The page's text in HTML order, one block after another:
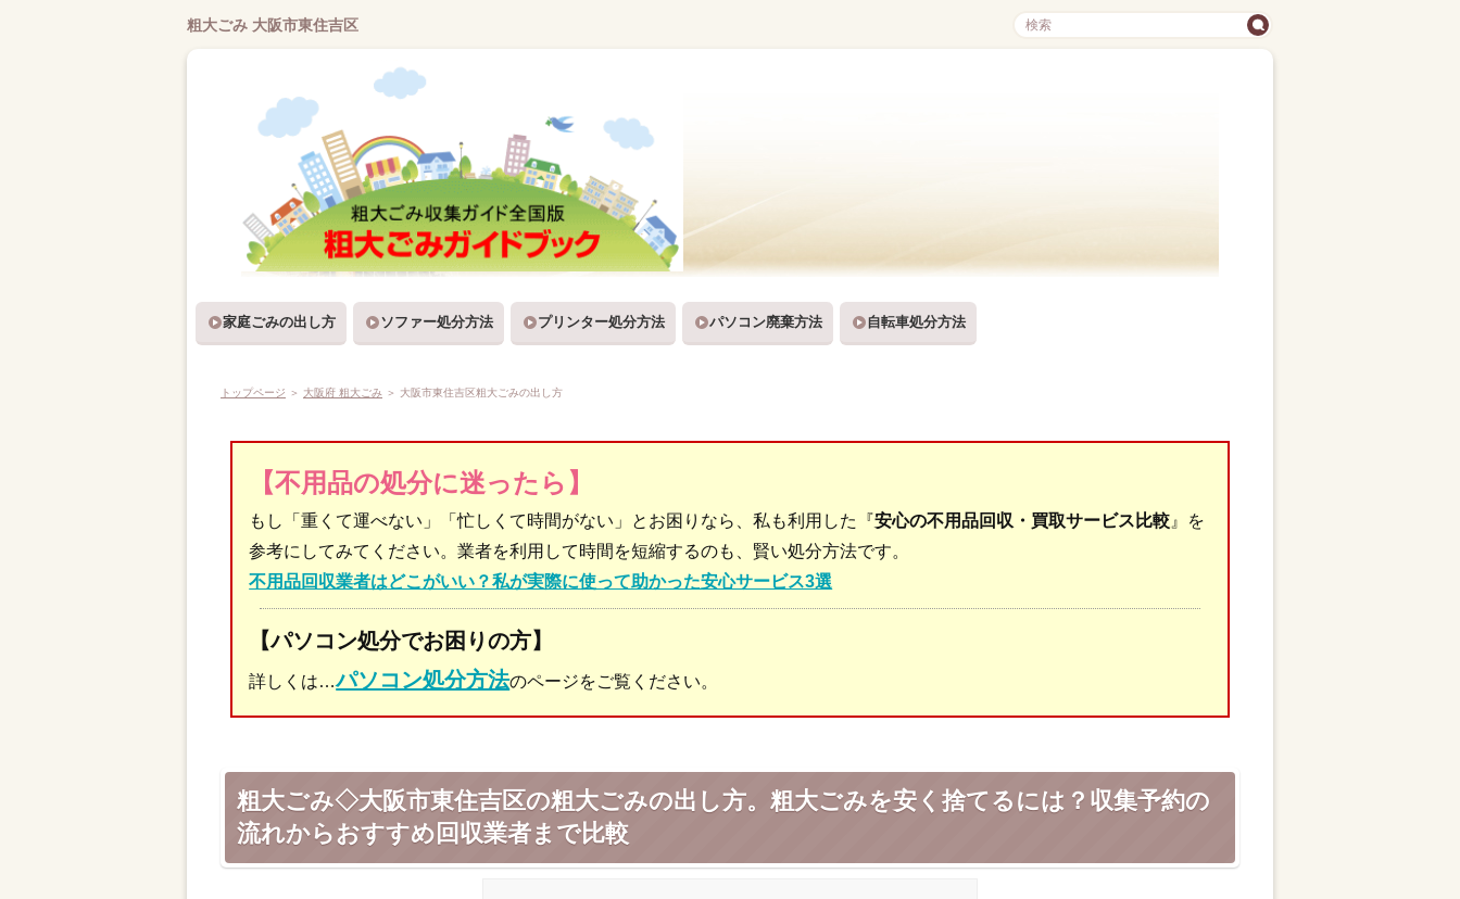
粗大ごみ 大阪市東住吉区
家庭ごみの出し方 ソファー処分方法 プリンター処分方法 パソコン廃棄方法 自転車処分方法
トップページ ＞ 大阪府 粗大ごみ ＞ 大阪市東住吉区粗大ごみの出し方
【不用品の処分に迷ったら】
もし「重くて運べない」「忙しくて時間がない」とお困りなら、私も利用した『安心の不用品回収・買取サービス比較 』を
参考にしてみてください。業者を利用して時間を短縮するのも、賢い処分方法です。
不用品回収業者はどこがいい？私が実際に使って助かった安心サービス3選
【パソコン処分でお困りの方】
詳しくは…パソコン処分方法のページをご覧ください。
粗大ごみ◇大阪市東住吉区の粗大ごみの出し方。粗大ごみを安く捨てるには？収集予約の
流れからおすすめ回収業者まで比較